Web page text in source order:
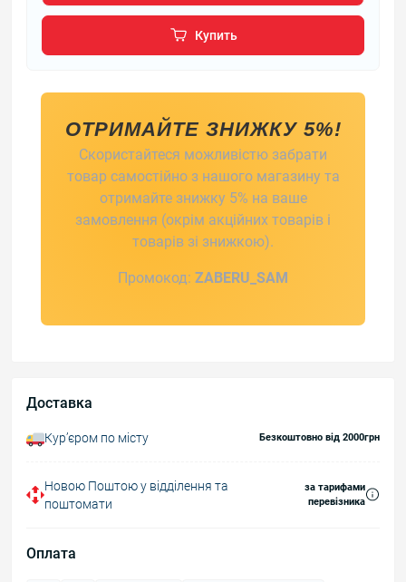
Купить
ОТРИМАЙТЕ ЗНИЖКУ 5%!
Скористайтеся можливістю забрати
товар самостійно з нашого магазину та
отримайте знижку 5% на ваше
замовлення (окрім акційних товарів і
товарів зі знижкою).
Промокод: ZABERU_SAM
Доставка
Курʼєром по місту Безкоштовно від 2000грн
Новою Поштою у відділення та
поштомати
за тарифами
перевізника
Оплата